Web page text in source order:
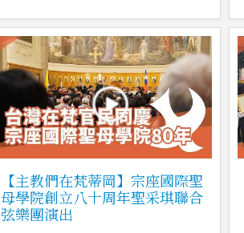
【主教們在梵蒂岡】宗座國際聖
母學院創立八十周年聖采琪聯合
弦樂團演出